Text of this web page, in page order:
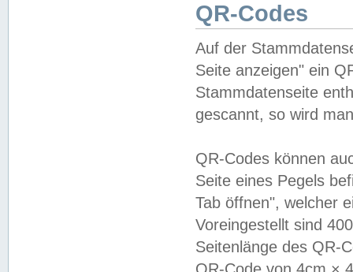
QR-Codes
Auf der
Seite anzeigen" ein
Stammdatenseite
gescannt, so wird
QR-Codes können
Seite eines Pegels
Tab öffnen", welcher
Voreingestellt sind
Seitenlänge des QR-